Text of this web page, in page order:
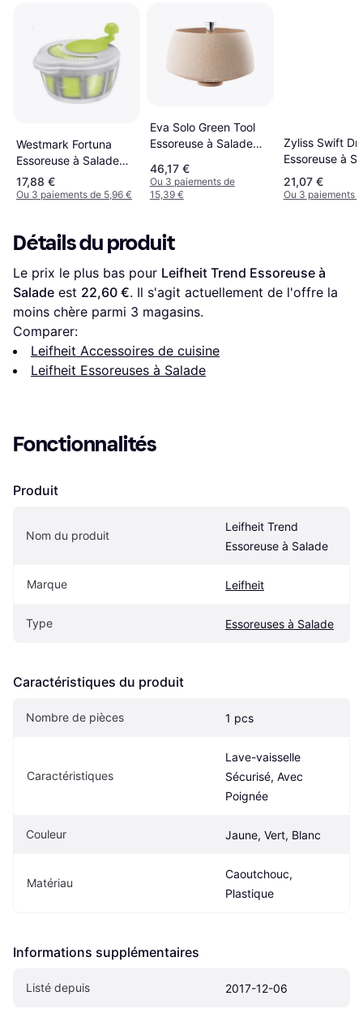
Westmark Fortuna
Essoreuse à Salade
26cm
17,88 €
Ou 3 paiements de 5,96 €
Eva Solo Green Tool
Essoreuse à Salade
46,17 €
Ou 3 paiements de
15,39 €
Zyliss Swift
Essoreuse à
26cm
21,07 €
Ou 3 paiements
Détails du produit
Le prix le plus bas pour Leifheit Trend Essoreuse à
Salade est 22,60 €. Il s'agit actuellement de l'offre la
moins chère parmi 3 magasins.
Comparer:
Leifheit Accessoires de cuisine
Leifheit Essoreuses à Salade
Fonctionnalités
Produit
Nom du produit
Leifheit Trend
Essoreuse à Salade
Marque Leifheit
Type Essoreuses à Salade
Caractéristiques du produit
Nombre de pièces 1 pcs
Caractéristiques
Lave-vaisselle
Sécurisé, Avec
Poignée
Couleur Jaune, Vert, Blanc
Matériau
Caoutchouc,
Plastique
Informations supplémentaires
Listé depuis 2017-12-06